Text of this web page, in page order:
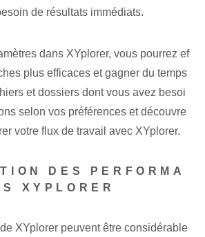
de résultats immédiats.
dans XYplorer, vous pourrez ef
plus efficaces et gagner du temps
et dossiers dont vous avez besoi
selon vos préférences et découvre
votre flux de travail avec ‌XYplorer.
DES PERFORMA
‌XYPLORER
XYplorer peuvent être considérable